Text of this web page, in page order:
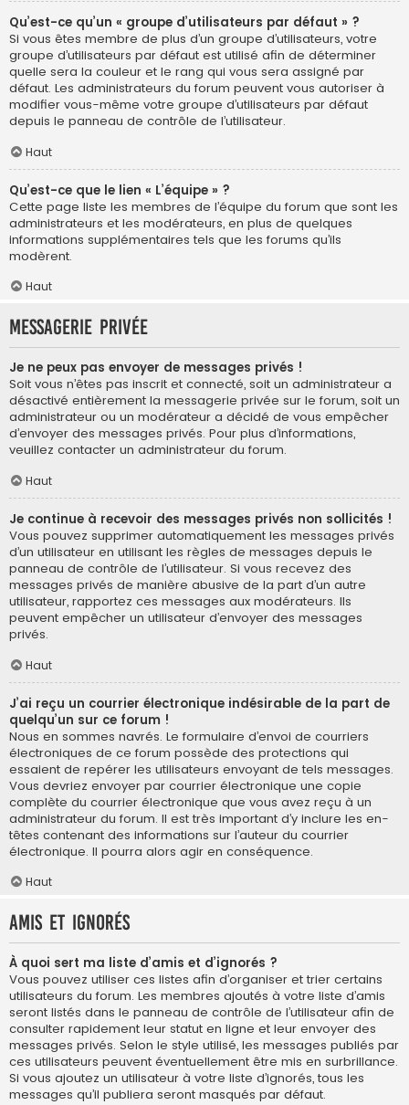
Qu’est-ce qu’un « groupe d’utilisateurs par défaut » ?
Si vous êtes membre de plus d’un groupe d’utilisateurs, votre
groupe d’utilisateurs par défaut est utilisé afin de déterminer
quelle sera la couleur et le rang qui vous sera assigné par
défaut. Les administrateurs du forum peuvent vous autoriser à
modifier vous-même votre groupe d’utilisateurs par défaut
depuis le panneau de contrôle de l’utilisateur.
Haut
Qu’est-ce que le lien « L’équipe » ?
Cette page liste les membres de l’équipe du forum que sont les
administrateurs et les modérateurs, en plus de quelques
informations supplémentaires tels que les forums qu’ils
modèrent.
Haut
Messagerie privée
Je ne peux pas envoyer de messages privés !
Soit vous n’êtes pas inscrit et connecté, soit un administrateur a
désactivé entièrement la messagerie privée sur le forum, soit un
administrateur ou un modérateur a décidé de vous empêcher
d’envoyer des messages privés. Pour plus d’informations,
veuillez contacter un administrateur du forum.
Haut
Je continue à recevoir des messages privés non sollicités !
Vous pouvez supprimer automatiquement les messages privés
d’un utilisateur en utilisant les règles de messages depuis le
panneau de contrôle de l’utilisateur. Si vous recevez des
messages privés de manière abusive de la part d’un autre
utilisateur, rapportez ces messages aux modérateurs. Ils
peuvent empêcher un utilisateur d’envoyer des messages
privés.
Haut
J’ai reçu un courrier électronique indésirable de la part de
quelqu’un sur ce forum !
Nous en sommes navrés. Le formulaire d’envoi de courriers
électroniques de ce forum possède des protections qui
essaient de repérer les utilisateurs envoyant de tels messages.
Vous devriez envoyer par courrier électronique une copie
complète du courrier électronique que vous avez reçu à un
administrateur du forum. Il est très important d’y inclure les en-
têtes contenant des informations sur l’auteur du courrier
électronique. Il pourra alors agir en conséquence.
Haut
Amis et ignorés
À quoi sert ma liste d’amis et d’ignorés ?
Vous pouvez utiliser ces listes afin d’organiser et trier certains
utilisateurs du forum. Les membres ajoutés à votre liste d’amis
seront listés dans le panneau de contrôle de l’utilisateur afin de
consulter rapidement leur statut en ligne et leur envoyer des
messages privés. Selon le style utilisé, les messages publiés par
ces utilisateurs peuvent éventuellement être mis en surbrillance.
Si vous ajoutez un utilisateur à votre liste d’ignorés, tous les
messages qu’il publiera seront masqués par défaut.